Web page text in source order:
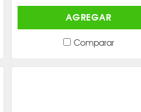
AGREGAR
Comparar